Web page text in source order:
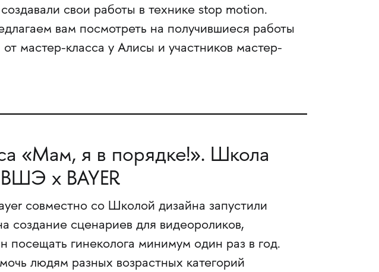
свои работы в технике stop motion.
вам посмотреть на получившиеся работы
от мастер-класса у Алисы и участников мастер-
«Мам, я в порядке!». Школа
х BAYER
совместно со Школой дизайна запустили
создание сценариев для видеороликов,
гинеколога минимум один раз в год.
людям разных возрастных категорий